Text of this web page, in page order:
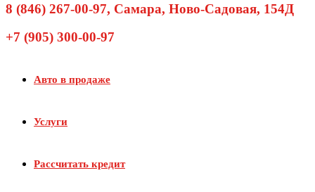
8 (846) 267-00-97, Самара, Ново-Садовая, 154Д
+7 (905) 300-00-97
Авто в продаже
Услуги
Рассчитать кредит